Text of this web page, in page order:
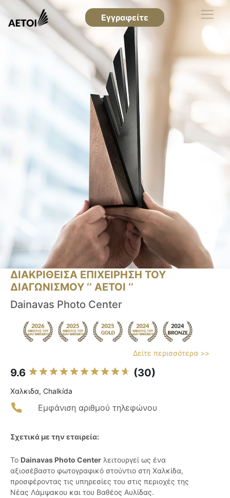
Εγγραφείτε
ΔΙΑΚΡΙΘΕΙΣΑ ΕΠΙΧΕΙΡΗΣΗ ΤΟΥ
ΔΙΑΓΩΝΙΣΜΟΥ ‘’ ΑΕΤΟΙ ‘’
Dainavas Photo Center
Δείτε περισσότερα >>
9.6 (30)
Χαλκιδα, Chalkída
Εμφάνιση αριθμού τηλεφώνου
Σχετικά με την εταιρεία:
Το Dainavas Photo Center λειτουργεί ως ένα
αξιοσέβαστο φωτογραφικό στούντιο στη Χαλκίδα,
προσφέροντας τις υπηρεσίες του στις περιοχές της
Νέας Λάμψακου και του Βαθέος Αυλίδας.